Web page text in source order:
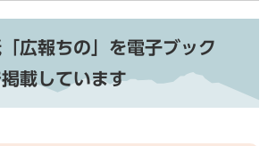
広報ちの」を電子ブック
載しています